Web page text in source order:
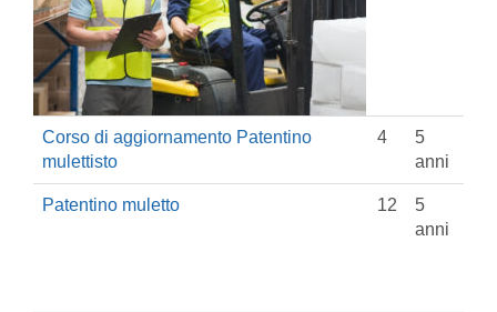
Corso di aggiornamento Patentino
mulettisto
4
5
anni
Patentino muletto 12
5
anni